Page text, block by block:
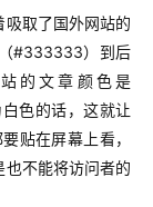
取了国外网站的
#333333）到后
的文章颜色是
色的话，这就让
贴在屏幕上看，
不能将访问者的